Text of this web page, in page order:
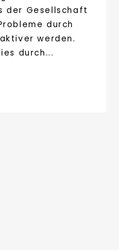
der Gesellschaft
durch
werden.
durch...